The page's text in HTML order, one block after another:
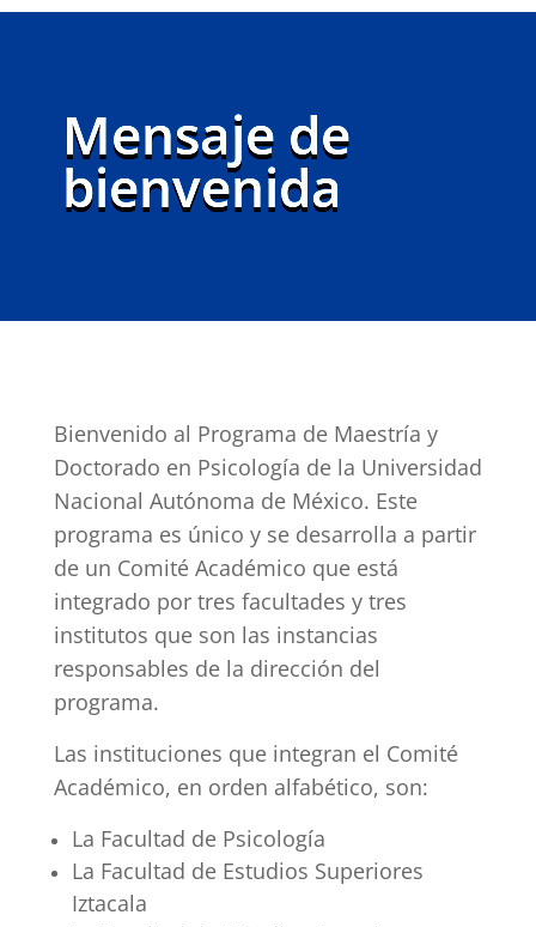
patients, APA says
Mensaje de
bienvenida
Bienvenido al Programa de Maestría y
Doctorado en Psicología de la Universidad
Nacional Autónoma de México. Este
programa es único y se desarrolla a partir
de un Comité Académico que está
integrado por tres facultades y tres
institutos que son las instancias
responsables de la dirección del
programa.
Las instituciones que integran el Comité
Académico, en orden alfabético, son:
La Facultad de Psicología
La Facultad de Estudios Superiores
Iztacala